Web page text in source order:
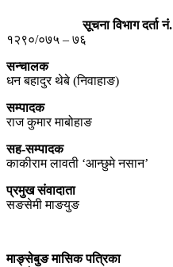
सूचना विभाग दर्ता नं.
१२९०/०७५ – ७६
सन्चालक
धन बहादुर थेबे (निवाहाङ)
सम्पादक
राज कुमार माबोहाङ
सह-सम्पादक
काकीराम लावती ‘आन्छुमे नसान’
प्रमुख संवादाता
सङसेमी माङयुङ
माङ्सेबुङ मासिक पत्रिका